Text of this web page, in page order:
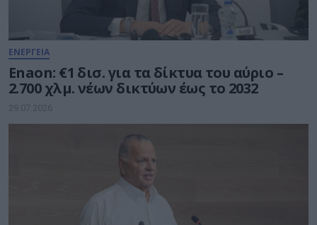
ΕΝΕΡΓΕΙΑ
Enaon: €1 δισ. για τα δίκτυα του αύριο –
2.700 χλμ. νέων δικτύων έως το 2032
29.07.2026